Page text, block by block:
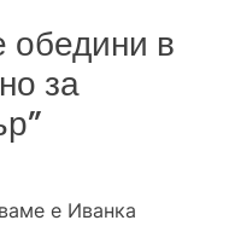
обедини в
за
е Иванка